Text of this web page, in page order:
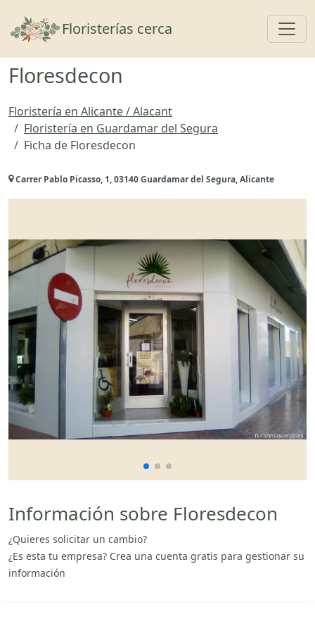
Floristerías cerca
Floresdecon
Floristería en Alicante / Alacant
Floristería en Guardamar del Segura
Ficha de Floresdecon
Carrer Pablo Picasso, 1, 03140 Guardamar del Segura, Alicante
Información sobre Floresdecon
¿Quieres solicitar un cambio?
¿Es esta tu empresa? Crea una cuenta gratis para gestionar su
información